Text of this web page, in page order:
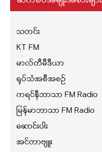
သတင်း
KT FM
မာလ်တီမီဒီယာ
ရုပ်သံအစီအစဉ်
ကရင်နီဘာသာ FM Radio
မြန်မာဘာသာ FM Radio
ဆောင်းပါး
အင်တာဗျူး